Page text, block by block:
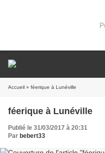
Accueil » féerique à Lunéville
féerique à Lunéville
Publié le 31/03/2017 à 20:31
Par bebert33